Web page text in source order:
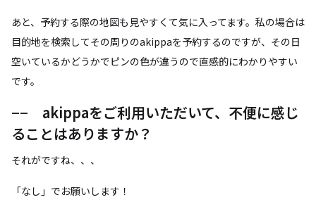
あと、予約する際の地図も見やすくて気に入ってます。私の場合は
目的地を検索してその周りのakippaを予約するのですが、その日
空いているかどうかでピンの色が違うので直感的にわかりやすい
です。
−− akippaをご利用いただいて、不便に感じ
ることはありますか？
それがですね、、、
「なし」でお願いします！